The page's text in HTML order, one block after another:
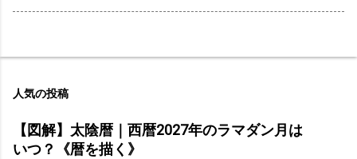
人気の投稿
【図解】太陰暦｜西暦2027年のラマダン月は
いつ？《暦を描く》